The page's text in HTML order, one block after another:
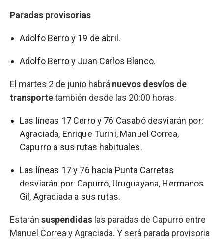
Paradas provisorias
Adolfo Berro y 19 de abril.
Adolfo Berro y Juan Carlos Blanco.
El martes 2 de junio habrá nuevos desvíos de
transportetambién desde las 20:00 horas.
Las líneas 17 Cerro y 76 Casabó desviarán por:
Agraciada, Enrique Turini, Manuel Correa,
Capurro a sus rutas habituales.
Las líneas 17 y 76 hacia Punta Carretas
desviarán por: Capurro, Uruguayana, Hermanos
Gil, Agraciada a sus rutas.
Estarán suspendidas las paradas de Capurro entre
Manuel Correa y Agraciada. Y será parada provisoria